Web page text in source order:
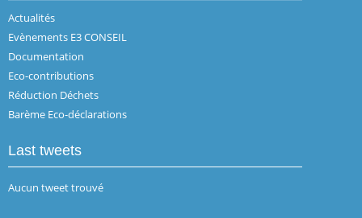
Actualités
Evènements E3 CONSEIL
Documentation
Eco-contributions
Réduction Déchets
Barème Eco-déclarations
Last tweets
Aucun tweet trouvé